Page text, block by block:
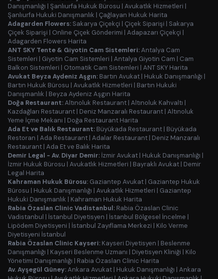
Danışmanlığı | Şanlıurfa Hukuk Bürosu | Avukatlık Hizmetleri |
Şanlıurfa Hukuki Danışmanlık | Çağlayan Hukuk Harita
Adagarden Flowers: Sakarya Çiçekçi | Çiçek Siparişi | Sakarya
Çiçek Siparişi | Online Çiçek Gönderimi | Adapazarı Çiçekçi |
Adagarden Flowers Harita
ANT SKY Tente & Giyotin Cam Sistemleri:Antalya Cam
Sistemleri | Giyotin Cam Sistemleri | Antalya Giyotin Cam | Cam
Balkon Sistemleri | Otomatik Cam Sistemleri | ANT SKY Harita
Avukat Beyza Aydeniz Aşgın: Bartın Avukat | Hukuk Danışmanlığı |
Bartın Hukuk Bürosu | Avukatlık Hizmetleri | Bartın Hukuki
Danışmanlık | Beyza Aydeniz Aşgın Harita
Doğa Restaurant:Altınoluk Restaurant | Altınoluk Kahvaltı |
Kazdağları Restaurant | Deniz Manzaralı Restaurant | Altınoluk
Yeme İçme Mekanı | Doğa Restaurant Harita
Ada Et ve Balık Restaurant: Büyükada Restaurant | Büyükada
Restoran | Ada Restaurant | Adalar Restaurant | Deniz Manzaralı
Restaurant | Ada Et ve Balık Harita
Demir Legal - Av. Diyar Demir: İzmir Avukat | Hukuk Danışmanlığı |
İzmir Hukuk Bürosu | Avukatlık Hizmetleri | Bayraklı Avukat | Demir
Legal Harita
Kahraman Hukuk Bürosu: Gaziantep Avukat | Gaziantep Hukuk
Bürosu | Hukuk Danışmanlığı | Avukatlık Hizmetleri | Gaziantep
Hukuki Danışmanlık | Kahraman Hukuk Harita
Rabia Özaslan Clinic Vadistanbul: Rabia Özaslan Clinic
Vadistanbul | İstanbul Diyetisyen | İstanbul Bölgesel İncelme |
Lipödem Diyetisyeni | İstanbul Zayıflama Merkezi | Kilo Verme
Diyetisyeni İstanbul
Rabia Özaslan Clinic Kayseri: Kayseri Diyetisyen | Beslenme
Danışmanlığı | Kayseri Beslenme Uzmanı | Diyetisyen Kliniği | Kilo
Yönetimi Danışmanlığı | Rabia Özaslan Clinic Harita
Av. Ayşegül Güney:Ankara Avukat | Hukuk Danışmanlığı | Ankara